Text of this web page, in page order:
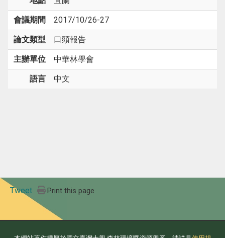
會議期間 2017/10/26-27
論文類型 口頭報告
主辦單位 中華林學會
語言 中文
Tweet Print this page